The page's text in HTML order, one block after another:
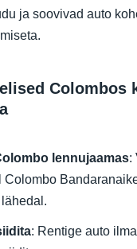
ja soovivad auto
Colombos
lennujaamas:
Colombo
: Rentige auto